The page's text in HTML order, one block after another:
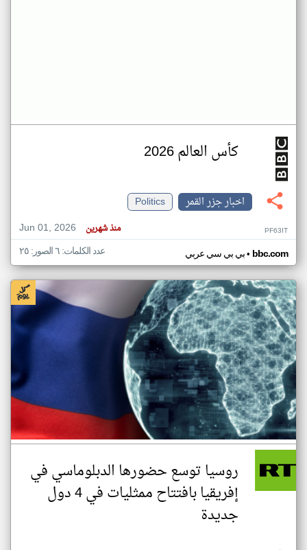
كأس العالم 2026
اخبار جزر القمر
Politics
Jun 01, 2026
منذ شهرين PF63IT
بي بي سي عربي• bbc.com عدد الكلمات: ٦ الصور: ٢٥
روسيا توسع حضورها الدبلوماسي في
إفريقيا بافتتاح ممثليات في 4 دول
جديدة